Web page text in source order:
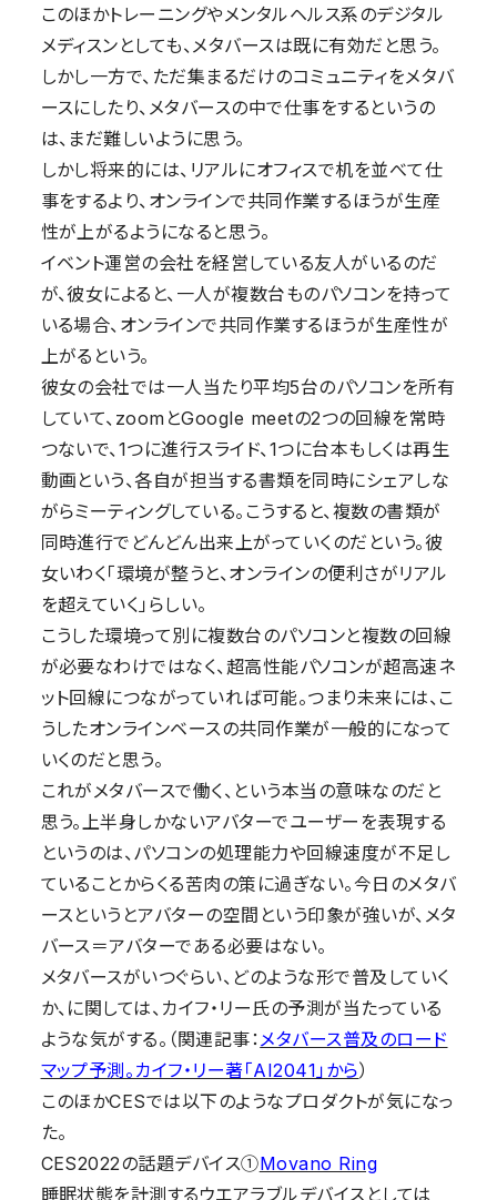
このほかトレーニングやメンタルヘルス系のデジタル
メディスンとしても、メタバースは既に有効だと思う。
しかし一方で、ただ集まるだけのコミュニティをメタバ
ースにしたり、メタバースの中で仕事をするというの
は、まだ難しいように思う。
しかし将来的には、リアルにオフィスで机を並べて仕
事をするより、オンラインで共同作業するほうが生産
性が上がるようになると思う。
イベント運営の会社を経営している友人がいるのだ
が、彼女によると、一人が複数台ものパソコンを持って
いる場合、オンラインで共同作業するほうが生産性が
上がるという。
彼女の会社では一人当たり平均5台のパソコンを所有
していて、zoomとGoogle meetの2つの回線を常時
つないで、1つに進行スライド、1つに台本もしくは再生
動画という、各自が担当する書類を同時にシェアしな
がらミーティングしている。こうすると、複数の書類が
同時進行でどんどん出来上がっていくのだという。彼
女いわく「環境が整うと、オンラインの便利さがリアル
を超えていく」らしい。
こうした環境って別に複数台のパソコンと複数の回線
が必要なわけではなく、超高性能パソコンが超高速ネ
ット回線につながっていれば可能。つまり未来には、こ
うしたオンラインベースの共同作業が一般的になって
いくのだと思う。
これがメタバースで働く、という本当の意味なのだと
思う。上半身しかないアバターでユーザーを表現する
というのは、パソコンの処理能力や回線速度が不足し
ていることからくる苦肉の策に過ぎない。今日のメタバ
ースというとアバターの空間という印象が強いが、メタ
バース＝アバターである必要はない。
メタバースがいつぐらい、どのような形で普及していく
か、に関しては、カイフ・リー氏の予測が当たっている
ような気がする。（関連記事：メタバース普及のロード
マップ予測。カイフ・リー著「AI2041」から）
このほかCESでは以下のようなプロダクトが気になっ
た。
CES2022の話題デバイス①Movano Ring
睡眠状態を計測するウエアラブルデバイスとしては